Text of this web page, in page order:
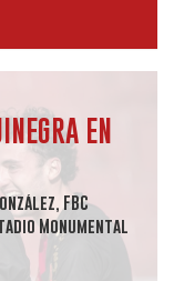
EN
FBC
Monumental